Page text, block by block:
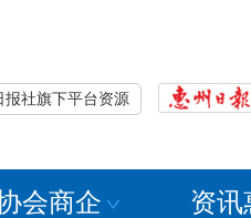
报社旗下平台资源
会商企 资讯